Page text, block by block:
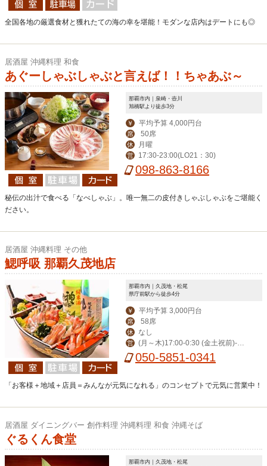
全国各地の厳選食材と獲れたての海の幸を堪能！モダンな店内はデートにも◎
居酒屋 沖縄料理 和食
あぐーしゃぶしゃぶと言えば！！ちゃあぶ～
那覇市内｜泉崎・壺川
旭橋駅より徒歩3分
￥ 平均予算 4,000円台
席 50席
休 月曜
営 17:30-23:00(LO21：30)
098-863-8166
秘伝の出汁で食べる「なべしゃぶ」。唯一無二の皮付きしゃぶしゃぶをご堪能く
ださい。
居酒屋 沖縄料理 その他
鰓呼吸 那覇久茂地店
那覇市内｜久茂地・松尾
県庁前駅から徒歩4分
￥ 平均予算 3,000円台
席 58席
休 なし
営
(月～木)17:00-0:30 (金土祝前)‐翌
1:00(日)‐0:00
050-5851-0341
「お客様＋地域＋店員＝みんなが元気になれる」のコンセプトで元気に営業中！
居酒屋 ダイニングバー 創作料理 沖縄料理 和食 沖縄そば
ぐるくん食堂
那覇市内｜久茂地・松尾